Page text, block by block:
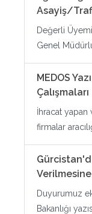
Asayiş/
Değerli
Genel
MEDOS
Çalışmaları
İhracat
firmalar
Duyurumuz
Bakanlığı